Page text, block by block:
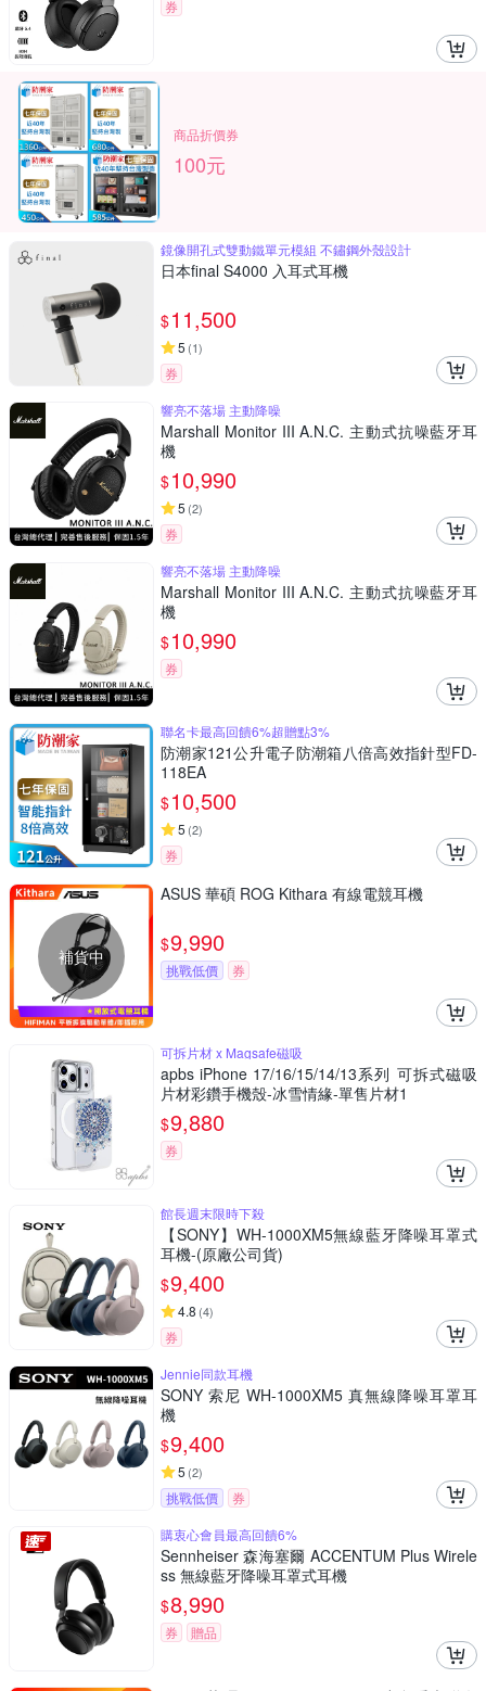
券
商品折價券
100元
鏡像開孔式雙動鐵單元模組 不鏽鋼外殼設計
日本final S4000 入耳式耳機
$11,500
5 (1)
券
響亮不落場 主動降噪
Marshall Monitor III A.N.C. 主動式抗噪藍牙耳
機
$10,990
5 (2)
券
響亮不落場 主動降噪
Marshall Monitor III A.N.C. 主動式抗噪藍牙耳
機
$10,990
券
聯名卡最高回饋6%超贈點3%
防潮家121公升電子防潮箱八倍高效指針型FD-
118EA
$10,500
5 (2)
券
補貨中
ASUS 華碩 ROG Kithara 有線電競耳機
$9,990
挑戰低價 券
可拆片材 x Magsafe磁吸
apbs iPhone 17/16/15/14/13系列 可拆式磁吸
片材彩鑽手機殼-冰雪情緣-單售片材1
$9,880
券
館長週末限時下殺
【SONY】WH-1000XM5無線藍牙降噪耳罩式
耳機-(原廠公司貨)
$9,400
4.8 (4)
券
Jennie同款耳機
SONY 索尼 WH-1000XM5 真無線降噪耳罩耳
機
$9,400
5 (2)
挑戰低價
券
購衷心會員最高回饋6%
Sennheiser 森海塞爾 ACCENTUM Plus Wirele
ss 無線藍牙降噪耳罩式耳機
$8,990
券 贈品